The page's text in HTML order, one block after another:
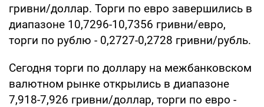
гривни/доллар. Торги по евро завершились в
диапазоне 10,7296-10,7356 гривни/евро,
торги по рублю - 0,2727-0,2728 гривни/рубль.
Сегодня торги по доллару на межбанковском
валютном рынке открылись в диапазоне
7,918-7,926 гривни/доллар, торги по евро -